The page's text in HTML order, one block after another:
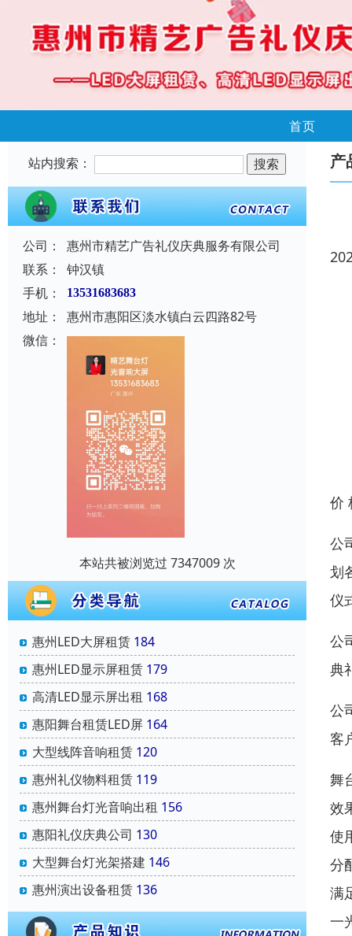
首页
站内搜索：
公司：
惠州市精艺广告礼仪庆典服务有限公司
联系：
钟汉镇
手机：
13531683683
地址：
惠州市惠阳区淡水镇白云四路82号
微信：
本站共被浏览过 7347009 次
惠州LED大屏租赁 184
惠州LED显示屏租赁 179
高清LED显示屏出租 168
惠阳舞台租赁LED屏 164
大型线阵音响租赁 120
惠州礼仪物料租赁 119
惠州舞台灯光音响出租 156
惠阳礼仪庆典公司 130
大型舞台灯光架搭建 146
惠州演出设备租赁 136
产
价
公
划
仪
公
典
公
客
舞
效
使
分
满
一